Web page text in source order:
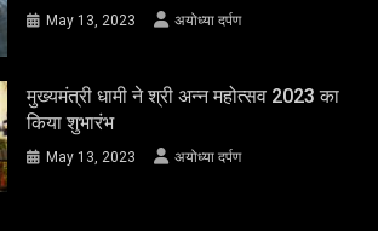
May 13, 2023 अयोध्या दर्पण
मुख्यमंत्री धामी ने श्री अन्न महोत्सव 2023 का
किया शुभारंभ
May 13, 2023 अयोध्या दर्पण